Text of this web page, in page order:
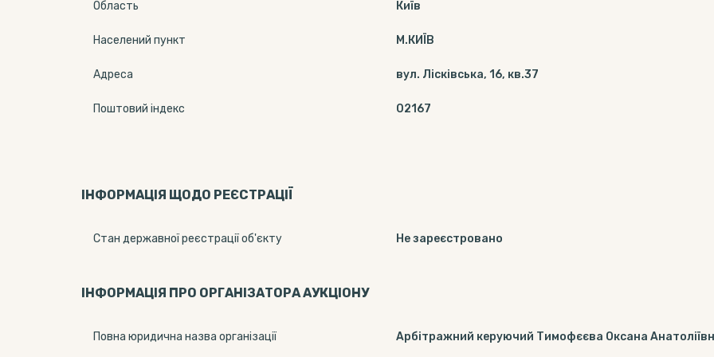
Область Київ
Населений пункт М.КИЇВ
Адреса вул. Лісківська, 16, кв.37
Поштовий індекс 02167
ІНФОРМАЦІЯ ЩОДО РЕЄСТРАЦІЇ
Стан державної реєстрації об'єкту Не зареєстровано
ІНФОРМАЦІЯ ПРО ОРГАНІЗАТОРА АУКЦІОНУ
Повна юридична назва організації Арбітражний керуючий Тимофєєва Оксана